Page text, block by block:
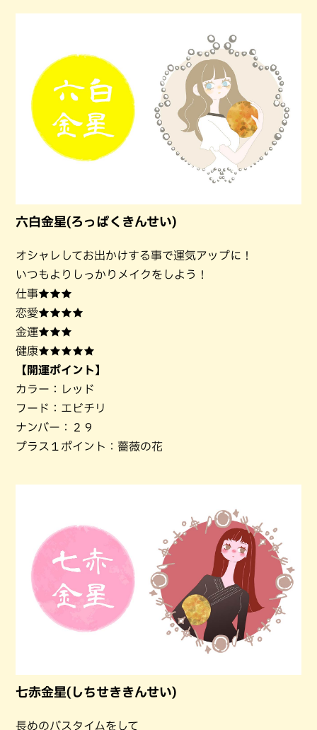
六白金星(ろっぱくきんせい)
オシャレしてお出かけする事で運気アップに！
いつもよりしっかりメイクをしよう！
仕事★★★
恋愛★★★★
金運★★★
健康★★★★★
【開運ポイント】
カラー：レッド
フード：エビチリ
ナンバー：２９
プラス１ポイント：薔薇の花
七赤金星(しちせききんせい)
長めのバスタイムをして